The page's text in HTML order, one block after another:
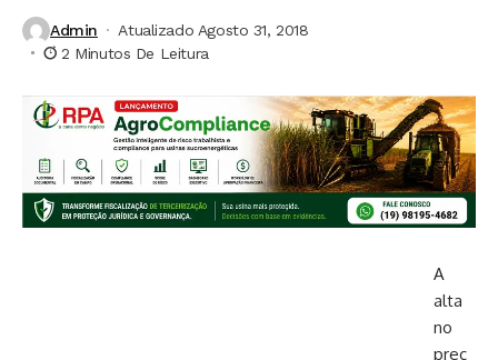
Admin
Atualizado Agosto 31, 2018
2 Minutos De Leitura
A
alta
no
preç